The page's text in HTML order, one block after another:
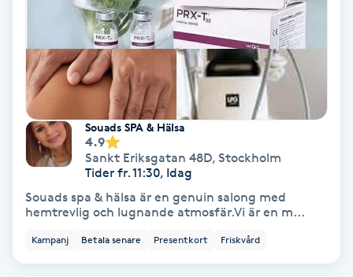
Hårförlängning
Hårvård
Hälsa
Hälsprickor
Idrottsmassage
Souads SPA & Hälsa
4.9
Sankt Eriksgatan 48D, Stockholm
Tider fr. 11:30, Idag
Souads spa & hälsa är en genuin salong med
hemtrevlig och lugnande atmosfär.Vi är en m...
Kampanj Betala senare Presentkort Friskvård